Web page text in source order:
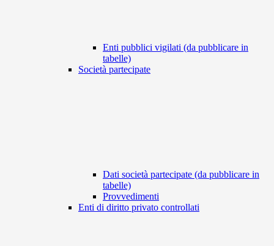
Enti pubblici vigilati (da pubblicare in
tabelle)
Società partecipate
Dati società partecipate (da pubblicare in
tabelle)
Provvedimenti
Enti di diritto privato controllati